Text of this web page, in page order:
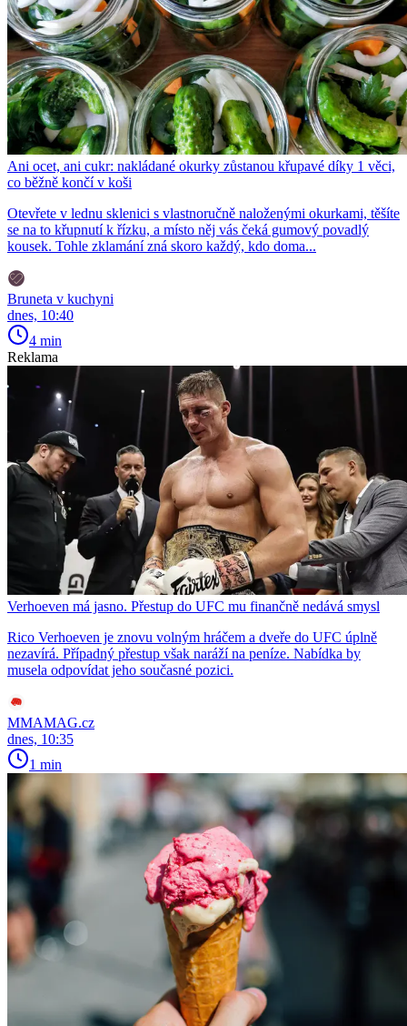
Ani ocet, ani cukr: nakládané okurky zůstanou křupavé díky 1 věci,
co běžně končí v koši
Otevřete v lednu sklenici s vlastnoručně naloženými okurkami, těšíte
se na to křupnutí k řízku, a místo něj vás čeká gumový povadlý
kousek. Tohle zklamání zná skoro každý, kdo doma...
Bruneta v kuchyni
dnes, 10:40
4 min
Reklama
Verhoeven má jasno. Přestup do UFC mu finančně nedává smysl
Rico Verhoeven je znovu volným hráčem a dveře do UFC úplně
nezavírá. Případný přestup však naráží na peníze. Nabídka by
musela odpovídat jeho současné pozici.
MMAMAG.cz
dnes, 10:35
1 min